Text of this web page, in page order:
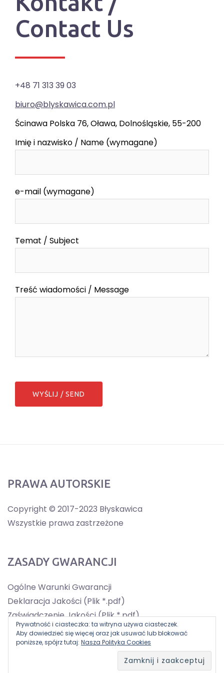
Contact Us
+48 71 313 39 03
biuro@blyskawica.com.pl
Ścinawa Polska 76, Oława, Dolnośląskie, 55-200
Imię i nazwisko / Name (wymagane)
e-mail (wymagane)
Temat / Subject
Treść wiadomości / Message
PRAWA AUTORSKIE
Copyright © 2017-2023 Błyskawica
Wszystkie prawa zastrzeżone
ZASADY GWARANCJI
Ogólne Warunki Gwarancji
Deklaracja Jakości (Plik *.pdf)
Zaświadczenie Jakości (Plik *.pdf)
Prywatność i ciasteczka: ta witryna używa ciasteczek.
Aby dowiedzieć się więcej oraz jak usuwać lub blokować
poniższe, spójrz tutaj: Nasza Polityka Cookies